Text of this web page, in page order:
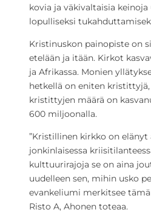
kovia ja väkivaltaisia
lopulliseksi
Kristinuskon painopiste on
etelään ja itään. Kirkot
ja Afrikassa. Monien
hetkellä on eniten kristittyjä,
kristittyjen määrä on
600 miljoonalla.
”Kristillinen kirkko on
jonkinlaisessa
kulttuurirajoja se on aina
uudelleen sen, mihin usko
evankeliumi merkitsee
Risto A, Ahonen toteaa.